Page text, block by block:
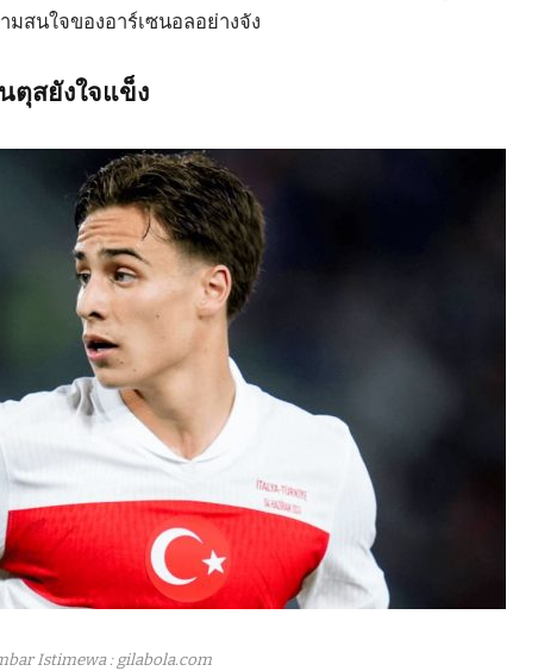
สนใจของอาร์เซนอลอย่างจัง
ตุสยังใจแข็ง
Istimewa : gilabola.com